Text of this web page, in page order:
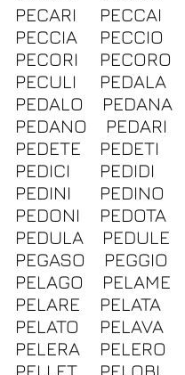
PECARI
PECCAI
PECCIA
PECCIO
PECORI
PECORO
PECULI
PEDALA
PEDALO
PEDANA
PEDANO
PEDARI
PEDETE
PEDETI
PEDICI
PEDIDI
PEDINI
PEDINO
PEDONI
PEDOTA
PEDULA
PEDULE
PEGASO
PEGGIO
PELAGO
PELAME
PELARE
PELATA
PELATO
PELAVA
PELERA
PELERO